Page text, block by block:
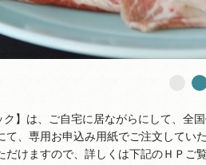
】は、ご自宅に居ながらにして、全
て、専用お申込み用紙でご注文してい
だけますので、詳しくは下記のＨＰご覧